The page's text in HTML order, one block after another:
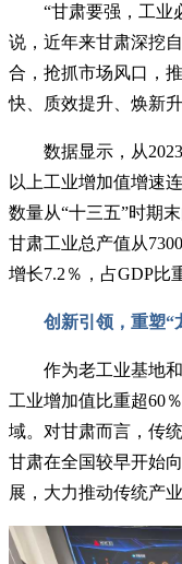
“甘肃要强，工业
说，近年来甘肃深挖
合，抢抓市场风口，
快、质效提升、焕新
数据显示，从
以上工业增加值增速
数量从“十三五”时期
甘肃工业总产值从
增长7.2％，占GDP比
创新引领，重塑“
作为老工业基地
工业增加值比重超60
域。对甘肃而言，传
甘肃在全国较早开始
展，大力推动传统产